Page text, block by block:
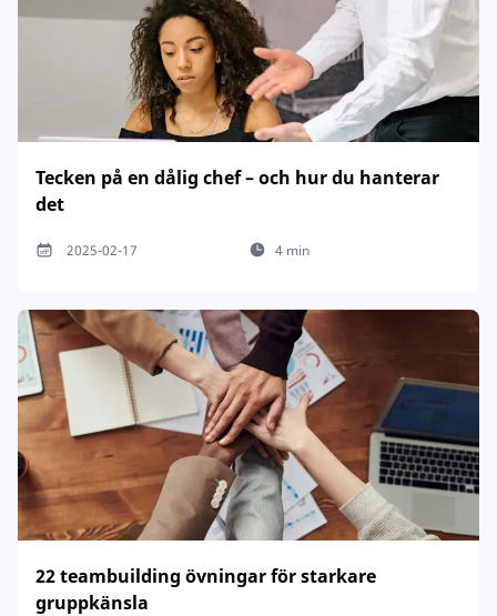
Tecken på en dålig chef – och hur du hanterar
det
2025-02-17 4 min
22 teambuilding övningar för starkare
gruppkänsla